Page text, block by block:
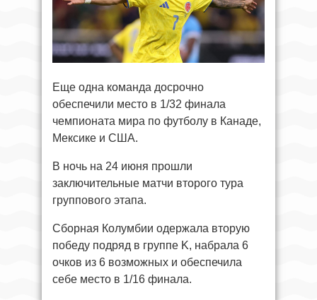
Еще одна команда досрочно
обеспечили место в 1/32 финала
чемпионата мира по футболу в Канаде,
Мексике и США.
В ночь на 24 июня прошли
заключительные матчи второго тура
группового этапа.
Сборная Колумбии одержала вторую
победу подряд в группе K, набрала 6
очков из 6 возможных и обеспечила
себе место в 1/16 финала.